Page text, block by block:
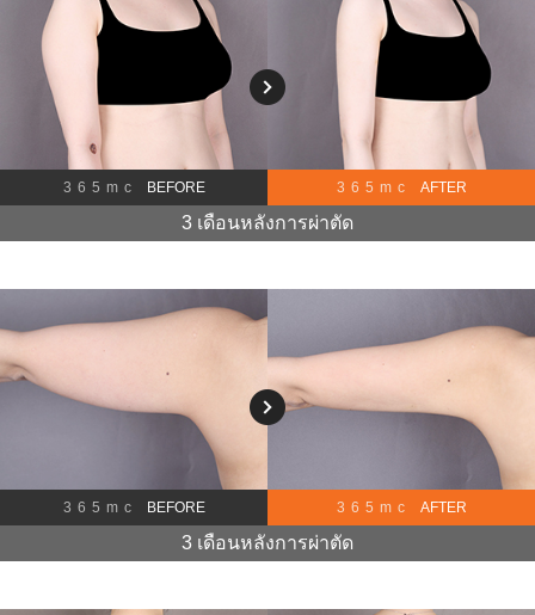
365mc BEFORE 365mc AFTER
3 เดือนหลังการผ่าตัด
365mc BEFORE 365mc AFTER
3 เดือนหลังการผ่าตัด